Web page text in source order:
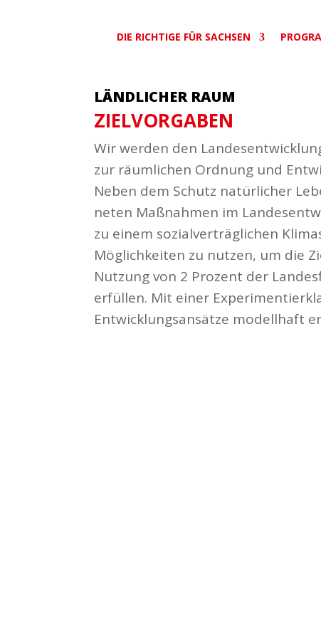
DIE RICHTIGE FÜR SACHSEN
LÄNDLICHER RAUM
ZIEL­VOR­GABEN
Wir werden den
zur räum­lichen Ordnung und
Neben dem Schutz natür­licher
neten Maßnahmen im
zu einem sozi­al­ver­träg­lichen
Möglich­keiten zu nutzen, um die
Nutzung von 2 Prozent der
erfüllen. Mit einer
Entwick­lungs­an­sätze modellhaft